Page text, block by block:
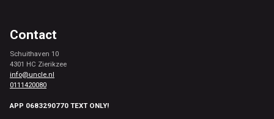
Contact
Schuithaven 10
4301 HC Zierikzee
info@uncle.nl
0111420080
APP 0683290770 TEXT ONLY!